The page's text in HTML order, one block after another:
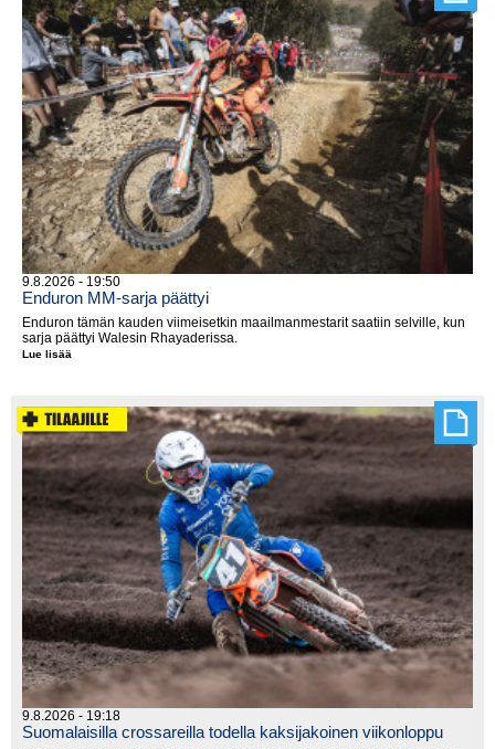
9.8.2026 - 19:50
Enduron MM-sarja päättyi
Enduron tämän kauden viimeisetkin maailmanmestarit saatiin selville, kun
sarja päättyi Walesin Rhayaderissa.
Lue lisää
9.8.2026 - 19:18
Suomalaisilla crossareilla todella kaksijakoinen viikonloppu